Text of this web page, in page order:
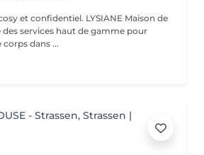
LYSIANE Maison de
services haut de gamme pour
dans ...